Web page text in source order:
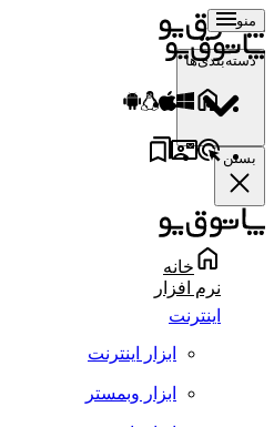
منو
دسته‌بندی‌ها
بستن
خانه
نرم افزار
اینترنت
ابزار اینترنت
ابزار وبمستر